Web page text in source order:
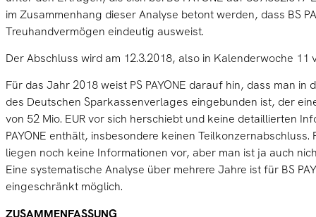
im Zusammenhang dieser Analyse betont werden, dass BS
Treuhandvermögen eindeutig ausweist.
Der Abschluss wird am 12.3.2018, also in Kalenderwoche 11
Für das Jahr 2018 weist PS PAYONE darauf hin, dass man in
des Deutschen Sparkassenverlages eingebunden ist, der
von 52 Mio. EUR vor sich herschiebt und keine detaillierten
PAYONE enthält, insbesondere keinen
liegen noch keine Informationen vor, aber man ist ja auch
Eine systematische Analyse über mehrere Jahre ist für BS
eingeschränkt möglich.
ZUSAMMENFASSUNG